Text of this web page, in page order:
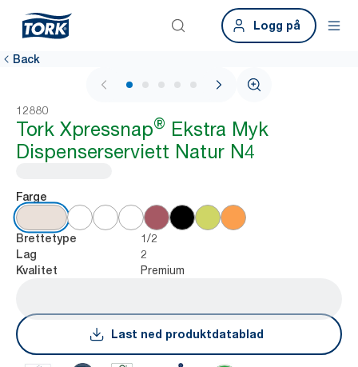
Logg på
Back
1 / 8
12880
Tork Xpressnap® Ekstra Myk
Dispenserserviett Natur N4
Farge
Brettetype 1/2
Lag 2
Kvalitet Premium
Last ned produktdatablad